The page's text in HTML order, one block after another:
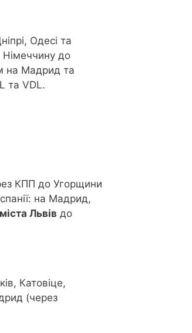
Одесі та
Німеччину до
на Мадрид та
та VDL.
КПП до Угорщини
на Мадрид,
міста Львів до
Катовіце,
(через